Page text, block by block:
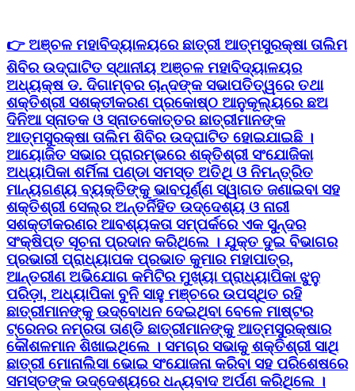
👉 ଅଞ୍ଚଳ ମହାବିଦ୍ୟାଳୟରେ ଛାତ୍ରୀ ଆତ୍ମସୁରକ୍ଷା ତାଲିମ
ଶିବିର ଉଦ୍ଘାଟିତ ସ୍ଥାନୀୟ ଅଞ୍ଚଳ ମହାବିଦ୍ୟାଳୟର
ଅଧ୍ୟକ୍ଷ ଡ. ଦିଗାମ୍ବର ଚାନ୍ଦଙ୍କ ସଭାପତିତ୍ୱରେ ତଥା
ଶକ୍ତିଶ୍ରୀ ସଶକ୍ତୀକରଣ ପ୍ରକୋଷ୍ଠ ଆନୁକୂଲ୍ୟରେ ଛଅ
ଦିନିଆ ସ୍ନାତକ ଓ ସ୍ନାତକୋତ୍ତର ଛାତ୍ରୀମାନଙ୍କ
ଆତ୍ମସୁରକ୍ଷା ତାଲିମ ଶିବିର ଉଦ୍ଘାଟିତ ହୋଇଯାଇଛି ।
ଆୟୋଜିତ ସଭାର ପ୍ରାରମ୍ଭରେ ଶକ୍ତିଶ୍ରୀ ସଂଯୋଜିକା
ଅଧ୍ୟାପିକା ଶର୍ମିଳା ପଣ୍ଡା ସମସ୍ତ ଅତିଥି ଓ ନିମନ୍ତ୍ରିତ
ମାନ୍ୟଗଣ୍ୟ ବ୍ୟକ୍ତିଙ୍କୁ ଭାବପୂର୍ଣ୍ଣ ସ୍ୱାଗତ ଜଣାଇବା ସହ
ଶକ୍ତିଶ୍ରୀ ସେଲ୍‌ର ଅନ୍ତର୍ନିହିତ ଉଦ୍ଦେଶ୍ୟ ଓ ନାରୀ
ସଶକ୍ତୀକରଣର ଆବଶ୍ୟକତା ସମ୍ପର୍କରେ ଏକ ସୁନ୍ଦର
ସଂକ୍ଷିପ୍ତ ସୂଚନା ପ୍ରଦାନ କରିଥିଲେ । ଯୁକ୍ତ ଦୁଇ ବିଭାଗର
ପ୍ରଭାରୀ ପ୍ରାଧ୍ୟାପକ ପ୍ରଭାତ କୁମାର ମହାପାତ୍ର,
ଆନ୍ତରୀଣ ଅଭିଯୋଗ କମିଟିର ମୁଖ୍ୟା ପ୍ରାଧ୍ୟାପିକା ଝୁନୁ
ପରିଡ଼ା, ଅଧ୍ୟାପିକା ବୁନି ସାହୁ ମଞ୍ଚରେ ଉପସ୍ଥିତ ରହି
ଛାତ୍ରୀମାନଙ୍କୁ ଉଦ୍ବୋଧନ ଦେଇଥିବା ବେଳେ ମାଷ୍ଟର
ଟ୍ରେନର ନମ୍ରତା ତାଣ୍ଡି ଛାତ୍ରୀମାନଙ୍କୁ ଆତ୍ମସୁରକ୍ଷାର
କୌଶଳମାନ ଶିଖାଇଥିଲେ । ସମଗ୍ର ସଭାକୁ ଶକ୍ତିଶ୍ରୀ ସାଥି
ଛାତ୍ରୀ ମୋନାଲିସା ଭୋଇ ସଂଯୋଜନା କରିବା ସହ ପରିଶେଷରେ
ସମସ୍ତଙ୍କ ଉଦ୍ଦେଶ୍ୟରେ ଧନ୍ୟବାଦ ଅର୍ପଣ କରିଥିଲେ ।